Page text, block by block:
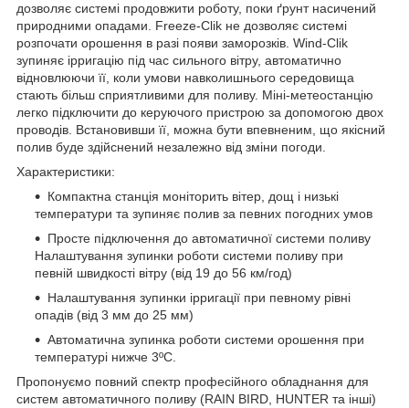
дозволяє системі продовжити роботу, поки ґрунт насичений
природними опадами. Freeze-Clik не дозволяє системі
розпочати орошення в разі появи заморозків. Wind-Clik
зупиняє ірригацію під час сильного вітру, автоматично
відновлюючи її, коли умови навколишнього середовища
стають більш сприятливими для поливу. Міні-метеостанцію
легко підключити до керуючого пристрою за допомогою двох
проводів. Встановивши її, можна бути впевненим, що якісний
полив буде здійснений незалежно від зміни погоди.
Характеристики:
Компактна станція моніторить вітер, дощ і низькі
температури та зупиняє полив за певних погодних умов
Просте підключення до автоматичної системи поливу
Налаштування зупинки роботи системи поливу при
певній швидкості вітру (від 19 до 56 км/год)
Налаштування зупинки ірригації при певному рівні
опадів (від 3 мм до 25 мм)
Автоматична зупинка роботи системи орошення при
температурі нижче 3ºC.
Пропонуємо повний спектр професійного обладнання для
систем автоматичного поливу (RAIN BIRD, HUNTER та інші)